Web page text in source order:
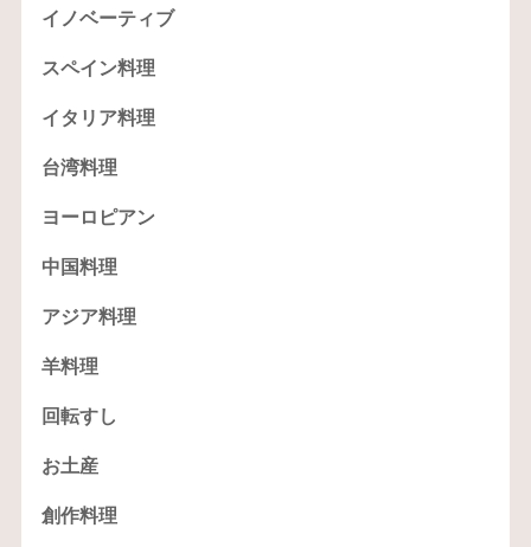
イノベーティブ
スペイン料理
イタリア料理
台湾料理
ヨーロピアン
中国料理
アジア料理
羊料理
回転すし
お土産
創作料理